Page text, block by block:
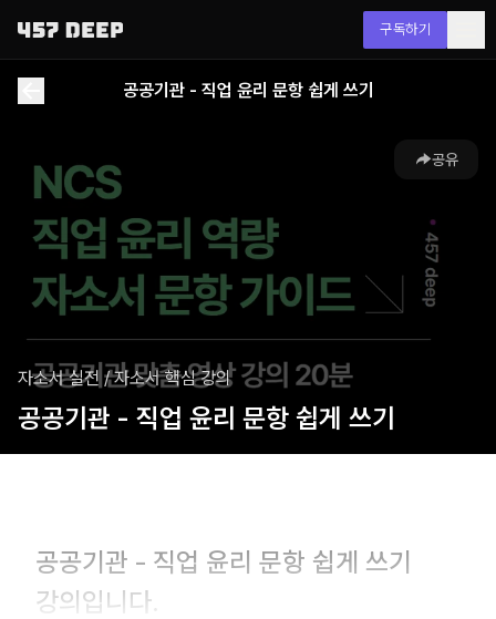
구독하기
공공기관 - 직업 윤리 문항 쉽게 쓰기
공유
자소서 실전 /자소서 핵심 강의
공공기관 - 직업 윤리 문항 쉽게 쓰기
공공기관 - 직업 윤리 문항 쉽게 쓰기
강의입니다.